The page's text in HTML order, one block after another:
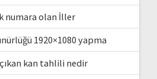
numara olan İller
1920×1080 yapma
kan tahlili nedir